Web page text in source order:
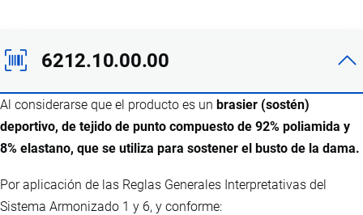
6212.10.00.00
Al considerarse que el producto es un brasier (sostén)
deportivo, de tejido de punto compuesto de 92% poliamida y
8% elastano, que se utiliza para sostener el busto de la dama.
Por aplicación de las Reglas Generales Interpretativas del
Sistema Armonizado 1 y 6, y conforme: